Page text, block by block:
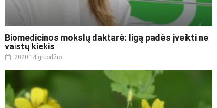
Biomedicinos mokslų daktarė: ligą padės įveikti ne
vaistų kiekis
2020 14 gruodžio